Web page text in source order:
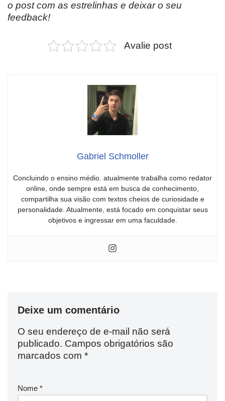
o post com as estrelinhas e deixar o seu
feedback!
Avalie post
Gabriel Schmoller
Concluindo o ensino médio. atualmente trabalha como redator
online, onde sempre está em busca de conhecimento,
compartilha sua visão com textos cheios de curiosidade e
personalidade. Atualmente, está focado em conquistar seus
objetivos e ingressar em uma faculdade.
Deixe um comentário
O seu endereço de e-mail não será
publicado. Campos obrigatórios são
marcados com *
Nome *